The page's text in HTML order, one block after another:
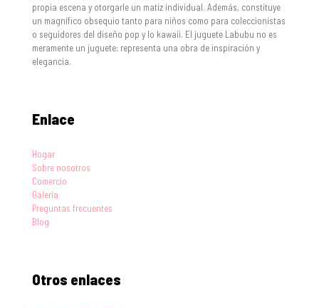
propia escena y otorgarle un matiz individual. Además, constituye
un magnífico obsequio tanto para niños como para coleccionistas
o seguidores del diseño pop y lo kawaii. El juguete Labubu no es
meramente un juguete: representa una obra de inspiración y
elegancia.
Enlace
Hogar
Sobre nosotros
Comercio
Galería
Preguntas frecuentes
Blog
Otros enlaces